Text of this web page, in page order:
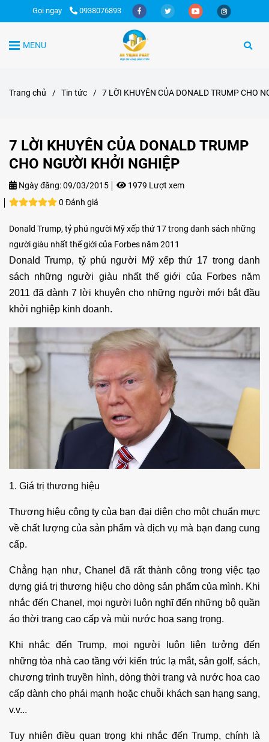
Gọi ngay 0938076893
MENU
Trang chủ / Tin tức / 7 LỜI KHUYÊN CỦA DONALD TRUMP CHO
7 LỜI KHUYÊN CỦA DONALD TRUMP
CHO NGƯỜI KHỞI NGHIỆP
Ngày đăng:09/03/2015
1979 Lượt xem
0 Đánh giá
Donald Trump, tỷ phú người Mỹ xếp thứ 17 trong danh sách những
người giàu nhất thế giới của Forbes năm 2011
Donald Trump, tỷ phú người Mỹ xếp thứ 17 trong danh
sách những người giàu nhất thế giới của Forbes năm
2011 đã dành 7 lời khuyên cho những người mới bắt đầu
khởi nghiệp kinh doanh.
1. Giá trị thương hiệu
Thương hiệu công ty của bạn đại diện cho một chuẩn mực
về chất lượng của sản phẩm và dịch vụ mà bạn đang cung
cấp.
Chẳng hạn như, Chanel đã rất thành công trong việc tạo
dựng giá trị thương hiệu cho dòng sản phẩm của mình. Khi
nhắc đến Chanel, mọi người luôn nghĩ đến những bộ quần
áo thời trang cao cấp và mùi nước hoa sang trọng.
Khi nhắc đến Trump, mọi người luôn liên tưởng đến
những tòa nhà cao tầng với kiến trúc lạ mắt, sân golf, sách,
chương trình truyền hình, dòng thời trang và nước hoa cao
cấp dành cho phái mạnh hoặc chuỗi khách sạn hạng sang,
v.v...
Tuy nhiên điều quan trọng khi nhắc đến Trump, chính là